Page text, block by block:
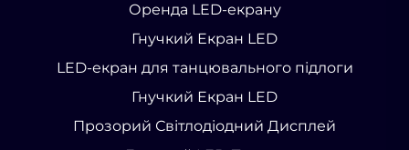
Оренда LED-екрану
Гнучкий Екран LED
LED-екран для танцювального підлоги
Гнучкий Екран LED
Прозорий Світлодіодний Дисплей